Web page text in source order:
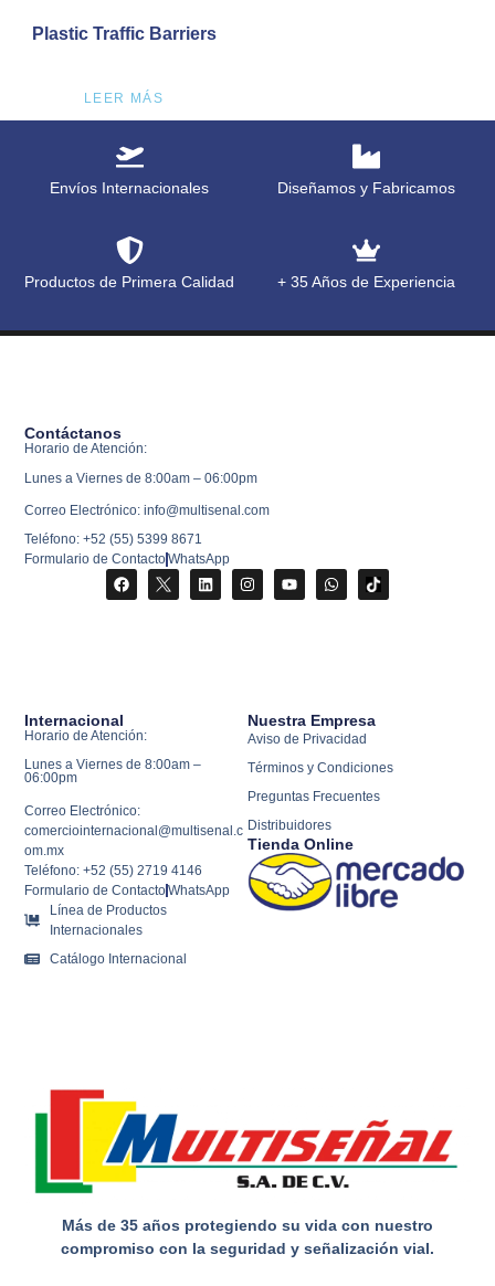
Plastic Traffic Barriers
LEER MÁS
Envíos Internacionales Diseñamos y Fabricamos
Productos de Primera Calidad + 35 Años de Experiencia
Más de 35 años protegiendo su vida con nuestro
compromiso con la seguridad y señalización vial.
Nuestra Empresa
Aviso de Privacidad
Términos y Condiciones
Preguntas Frecuentes
Distribuidores
Tienda Online
Internacional
Horario de Atención:
Lunes a Viernes de 8:00am –
06:00pm
Correo Electrónico:
comerciointernacional@multisenal.c
om.mx
Teléfono: +52 (55) 2719 4146
Formulario de ContactoWhatsApp
Línea de Productos
Internacionales
Catálogo Internacional
Contáctanos
Horario de Atención:
Lunes a Viernes de 8:00am – 06:00pm
Correo Electrónico: info@multisenal.com
Teléfono: +52 (55) 5399 8671
Formulario de ContactoWhatsApp